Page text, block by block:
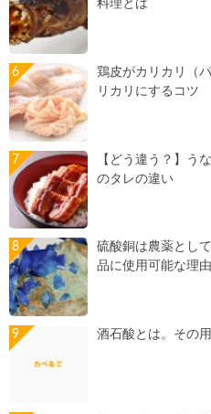
料理とは
鶏皮がカリカリ（
リカリにするコツ
【どう違う？】う
のタレの違い
硫酸銅は農薬とし
品に使用可能な理由
酒石酸とは。その